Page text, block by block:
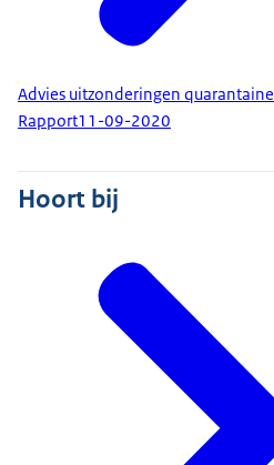
Advies uitzonderingen quarantaine
Rapport11-09-2020
Hoort bij